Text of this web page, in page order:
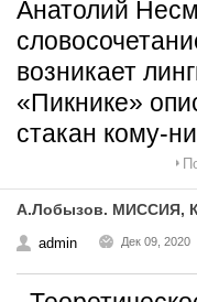
Анатолий
возникает
«Пикнике»
стакан кому-
А.Лобызов. МИССИЯ,
admin Дек 09, 2020